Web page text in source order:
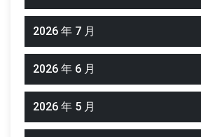
2026 年 7 月
2026 年 6 月
2026 年 5 月